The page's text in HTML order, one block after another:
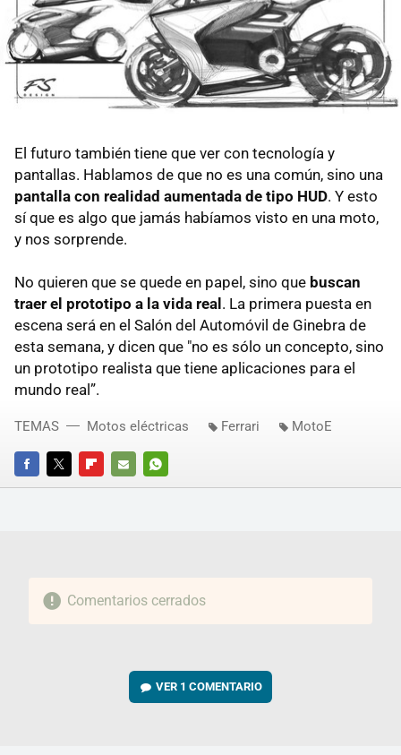
El futuro también tiene que ver con tecnología y
pantallas. Hablamos de que no es una común, sino una
pantalla con realidad aumentada de tipo HUD. Y esto
sí que es algo que jamás habíamos visto en una moto,
y nos sorprende.
No quieren que se quede en papel, sino que buscan
traer el prototipo a la vida real. La primera puesta en
escena será en el Salón del Automóvil de Ginebra de
esta semana, y dicen que "no es sólo un concepto, sino
un prototipo realista que tiene aplicaciones para el
mundo real”.
FACEBOOKTWITTERFLIPBOARD
E-
WHATSAPP
TEMAS Motos eléctricas Ferrari MotoE
Comentarios cerrados
VER 1 COMENTARIO